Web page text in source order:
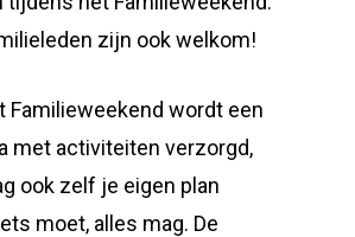
zijn ook welkom!
Familieweekend wordt een
met activiteiten verzorgd,
ook zelf je eigen plan
moet, alles mag. De